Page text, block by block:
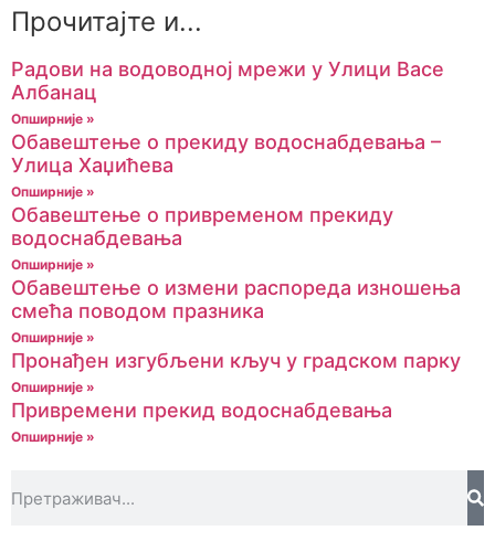
Прочитајте и...
Радови на водоводној мрежи у Улици Васе
Албанац
Опширније »
Обавештење о прекиду водоснабдевања –
Улица Хаџићева
Опширније »
Обавештење о привременом прекиду
водоснабдевања
Опширније »
Обавештење о измени распореда изношења
смећа поводом празника
Опширније »
Пронађен изгубљени кључ у градском парку
Опширније »
Привремени прекид водоснабдевања
Опширније »